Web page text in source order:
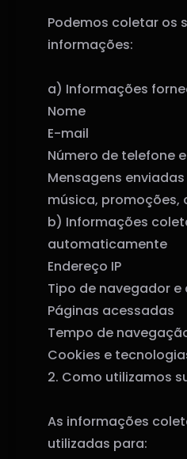
Podemos coletar os
informações:
a) Informações
Nome
E-mail
Número de telefone
Mensagens
música, promoções,
b) Informações
automaticamente
Endereço IP
Tipo de navegador
Páginas acessadas
Tempo de
Cookies e
2. Como utilizamos
As informações
utilizadas para: